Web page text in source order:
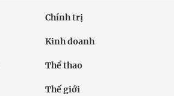
Chính trị
Kinh doanh
Thể thao
Thế giới